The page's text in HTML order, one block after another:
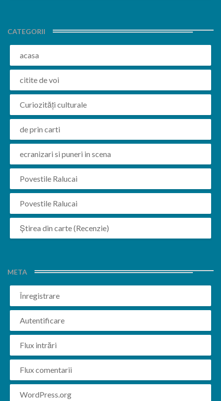
CATEGORII
acasa
citite de voi
Curiozități culturale
de prin carti
ecranizari si puneri in scena
Povestile Ralucai
Povestile Ralucai
Știrea din carte (Recenzie)
META
Înregistrare
Autentificare
Flux intrări
Flux comentarii
WordPress.org